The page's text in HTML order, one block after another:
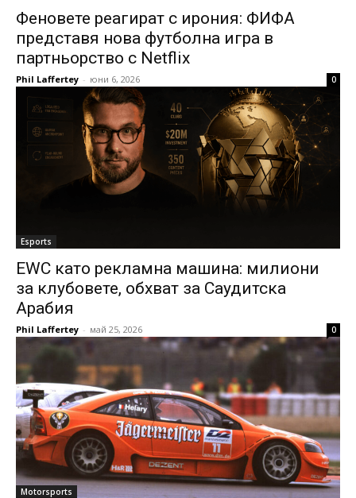
Феновете реагират с ирония: ФИФА
представя нова футболна игра в
партньорство с Netflix
Phil Laffertey - юни 6, 2026 0
Esports
EWC като рекламна машина: милиони
за клубовете, обхват за Саудитска
Арабия
Phil Laffertey - май 25, 2026 0
Motorsports